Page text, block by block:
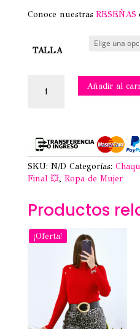
Conoce nuestras RESEÑAS
TALLA
VAQUERA
Añadir al
SKU: N/D Categorías:
Final 💥, Ropa de Mujer
Productos
¡Oferta!